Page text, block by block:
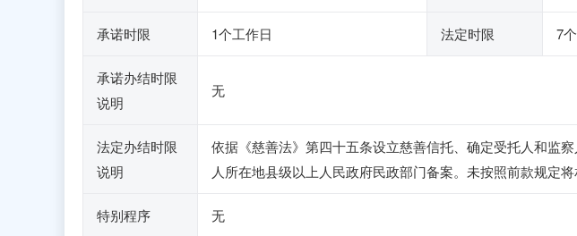
承诺时限 1个工作日 法定时限 7
承诺办结时限
说明
无
法定办结时限
说明
依据《慈善法》第四十五条设立慈善信托、确定受托人和监
人所在地县级以上人民政府民政部门备案。未按照前款规定
特别程序 无